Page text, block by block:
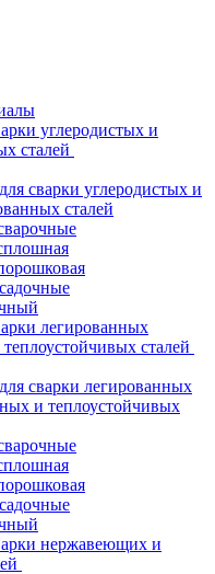
углеродистых и
сталей
сварки углеродистых и
сталей
легированных
сталей
сварки легированных
и теплоустойчивых
нержавеющих и